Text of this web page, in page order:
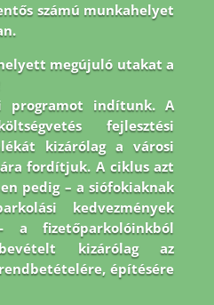
számú munkahelyet
megújuló utakat a
programot indítunk. A
fejlesztési
kizárólag a városi
fordítjuk. A ciklus azt
pedig – a siófokiaknak
kedvezmények
a fizetőparkolóinkból
kizárólag az
építésére